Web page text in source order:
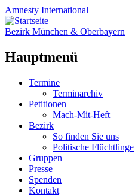
Amnesty International
Bezirk München & Oberbayern
Hauptmenü
Zum
springen
Termine
Terminarchiv
Petitionen
Mach-Mit-Heft
Bezirk
So finden Sie uns
Politische Flüchtlinge
Gruppen
Presse
Spenden
Kontakt